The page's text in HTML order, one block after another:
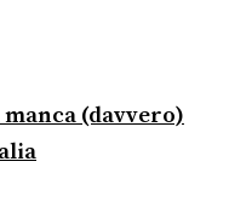
(davvero)